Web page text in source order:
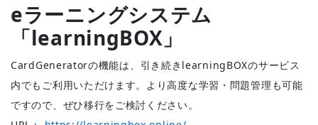
eラーニングシステム
「learningBOX」
CardGeneratorの機能は、引き続きlearningBOXのサービス
内でもご利用いただけます。より高度な学習・問題管理も可能
ですので、ぜひ移行をご検討ください。